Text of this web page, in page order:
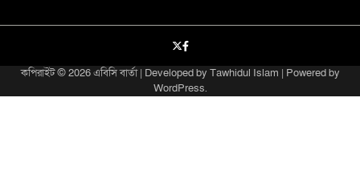
Xfacebook
কপিরাইট © 2026এবিসি বার্তা| Developed by Tawhidul Islam | Powered by
WordPress.